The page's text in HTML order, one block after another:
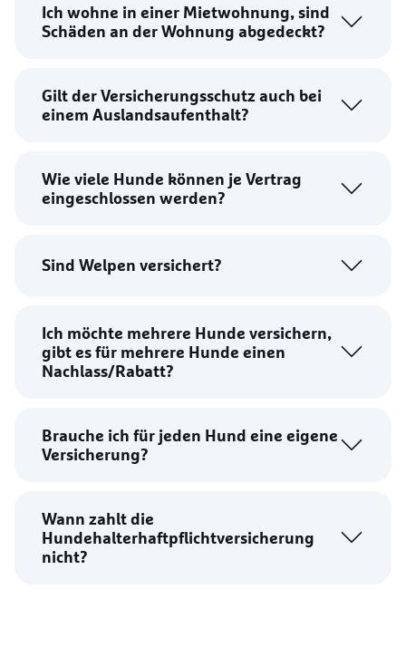
Ich wohne in einer Mietwohnung, sind
Schäden an der Wohnung abgedeckt?
Gilt der Versicherungsschutz auch bei
einem Auslandsaufenthalt?
Wie viele Hunde können je Vertrag
eingeschlossen werden?
Sind Welpen versichert?
Ich möchte mehrere Hunde versichern,
gibt es für mehrere Hunde einen
Nachlass/Rabatt?
Brauche ich für jeden Hund eine eigene
Versicherung?
Wann zahlt die
Hundehalterhaftpflichtversicherung
nicht?